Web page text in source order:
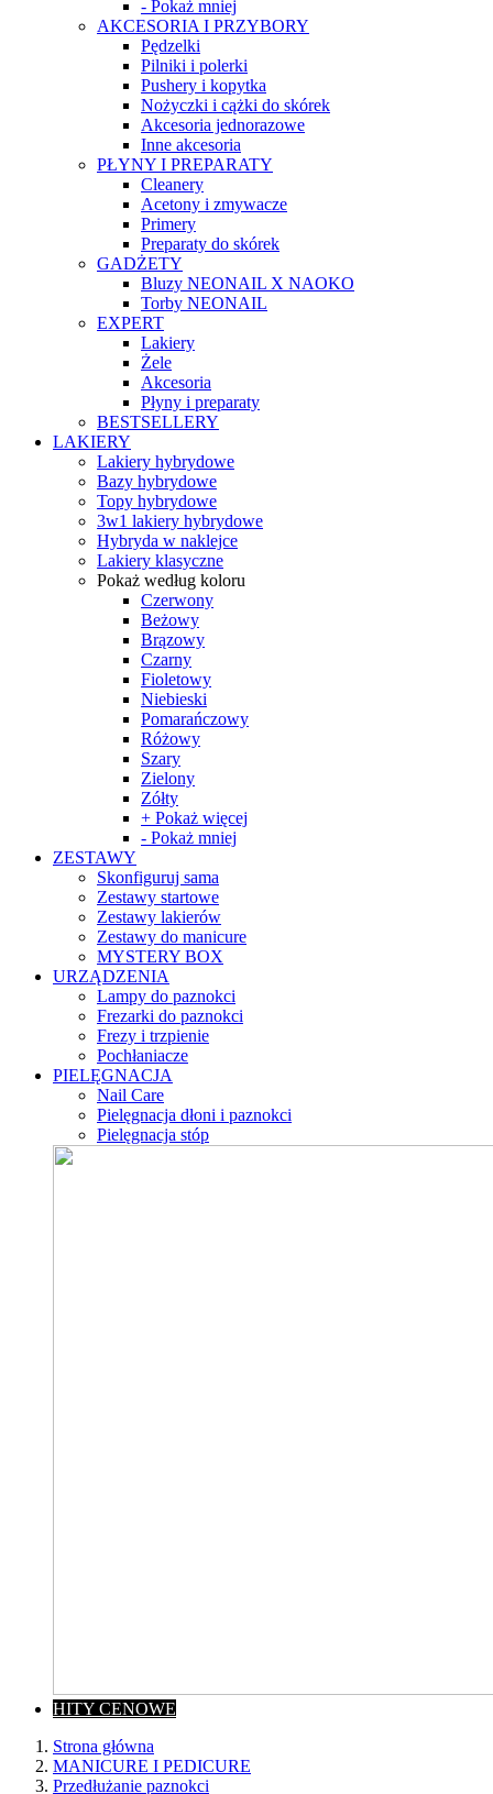
- Pokaż mniej
AKCESORIA I PRZYBORY
Pędzelki
Pilniki i polerki
Pushery i kopytka
Nożyczki i cążki do skórek
Akcesoria jednorazowe
Inne akcesoria
PŁYNY I PREPARATY
Cleanery
Acetony i zmywacze
Primery
Preparaty do skórek
GADŻETY
Bluzy NEONAIL X NAOKO
Torby NEONAIL
EXPERT
Lakiery
Żele
Akcesoria
Płyny i preparaty
BESTSELLERY
LAKIERY
Lakiery hybrydowe
Bazy hybrydowe
Topy hybrydowe
3w1 lakiery hybrydowe
Hybryda w naklejce
Lakiery klasyczne
Pokaż według koloru
Czerwony
Beżowy
Brązowy
Czarny
Fioletowy
Niebieski
Pomarańczowy
Różowy
Szary
Zielony
Zółty
+ Pokaż więcej
- Pokaż mniej
ZESTAWY
Skonfiguruj sama
Zestawy startowe
Zestawy lakierów
Zestawy do manicure
MYSTERY BOX
URZĄDZENIA
Lampy do paznokci
Frezarki do paznokci
Frezy i trzpienie
Pochłaniacze
PIELĘGNACJA
Nail Care
Pielęgnacja dłoni i paznokci
Pielęgnacja stóp
HITY CENOWE
Strona główna
MANICURE I PEDICURE
Przedłużanie paznokci